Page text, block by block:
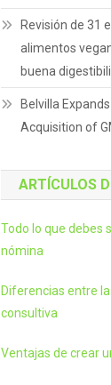
Revisión de 31
alimentos
buena
Belvilla
Acquisition of
ARTÍCULOS
Todo lo que debes
nómina
Diferencias entre
consultiva
Ventajas de crear